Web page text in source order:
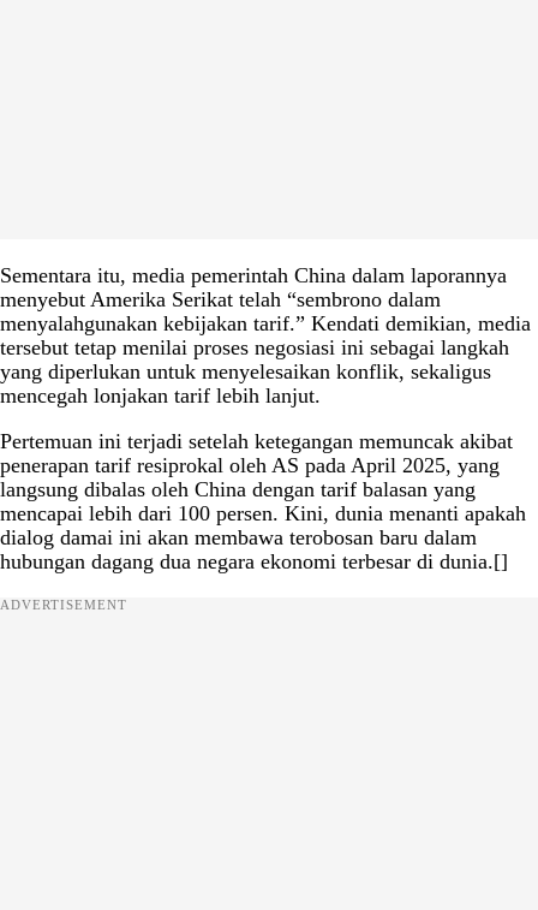
Sementara itu, media pemerintah China dalam laporannya
menyebut Amerika Serikat telah “sembrono dalam
menyalahgunakan kebijakan tarif.” Kendati demikian, media
tersebut tetap menilai proses negosiasi ini sebagai langkah
yang diperlukan untuk menyelesaikan konflik, sekaligus
mencegah lonjakan tarif lebih lanjut.
Pertemuan ini terjadi setelah ketegangan memuncak akibat
penerapan tarif resiprokal oleh AS pada April 2025, yang
langsung dibalas oleh China dengan tarif balasan yang
mencapai lebih dari 100 persen. Kini, dunia menanti apakah
dialog damai ini akan membawa terobosan baru dalam
hubungan dagang dua negara ekonomi terbesar di dunia.[]
ADVERTISEMENT